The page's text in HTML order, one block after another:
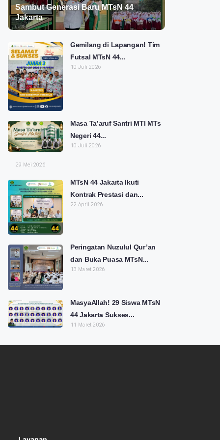
Sambut Generasi Baru MTsN 44
Jakarta
Gemilang di Lapangan! Tim
Futsal MTsN 44...
10 Juli 2026
Masa Ta’aruf Santri MTI MTs
Negeri 44...
10 Juli 2026
29 Mei 2026
MTsN 44 Jakarta Ikuti
Kontrak Prestasi dan...
22 April 2026
Peringatan Nuzulul Qur’an
dan Buka Puasa MTsN...
13 Maret 2026
MasyaAllah! 29 Siswa MTsN
44 Jakarta Sukses...
11 Maret 2026